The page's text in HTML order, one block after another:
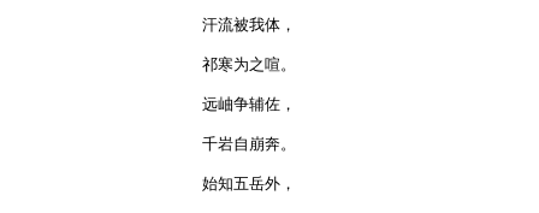
汗流被我体，
祁寒为之喧。
远岫争辅佐，
千岩自崩奔。
始知五岳外，